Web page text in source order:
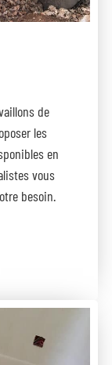
de
les
en
vous
besoin.